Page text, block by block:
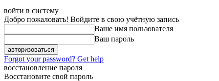
войти в систему
Добро пожаловать! Войдите в свою учётную запись
Ваше имя пользователя
Ваш пароль
Forgot your password? Get help
восстановление пароля
Восстановите свой пароль